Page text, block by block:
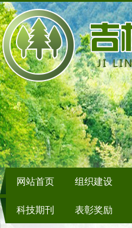
网站首页 组织建设
科技期刊 表彰奖励